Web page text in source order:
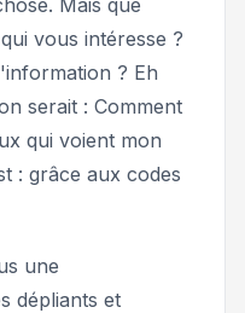
vous intéresse ?
? Eh
serait : Comment
qui voient mon
: grâce aux codes
une
dépliants et